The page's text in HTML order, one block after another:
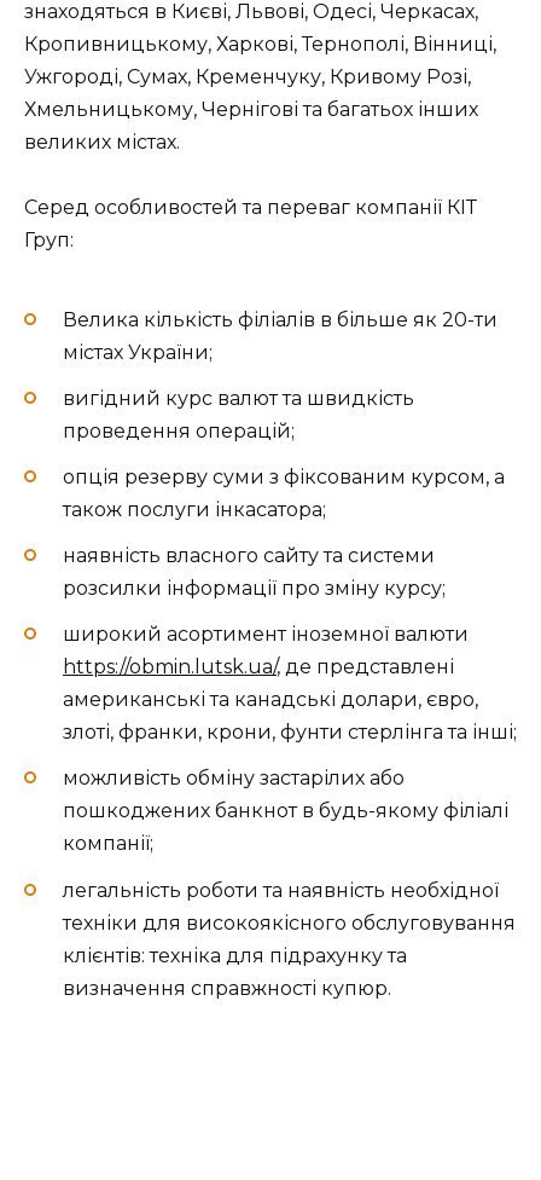
знаходяться в Києві, Львові, Одесі, Черкасах,
Кропивницькому, Харкові, Тернополі, Вінниці,
Ужгороді, Сумах, Кременчуку, Кривому Розі,
Хмельницькому, Чернігові та багатьох інших
великих містах.
Серед особливостей та переваг компанії КІТ
Груп:
Велика кількість філіалів в більше як 20-ти
містах України;
вигідний курс валют та швидкість
проведення операцій;
опція резерву суми з фіксованим курсом, а
також послуги інкасатора;
наявність власного сайту та системи
розсилки інформації про зміну курсу;
широкий асортимент іноземної валюти
https://obmin.lutsk.ua/, де представлені
американські та канадські долари, євро,
злоті, франки, крони, фунти стерлінга та інші;
можливість обміну застарілих або
пошкоджених банкнот в будь-якому філіалі
компанії;
легальність роботи та наявність необхідної
техніки для високоякісного обслуговування
клієнтів: техніка для підрахунку та
визначення справжності купюр.